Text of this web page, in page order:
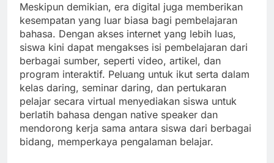
Meskipun demikian, era digital juga memberikan
kesempatan yang luar biasa bagi pembelajaran
bahasa. Dengan akses internet yang lebih luas,
siswa kini dapat mengakses isi pembelajaran dari
berbagai sumber, seperti video, artikel, dan
program interaktif. Peluang untuk ikut serta dalam
kelas daring, seminar daring, dan pertukaran
pelajar secara virtual menyediakan siswa untuk
berlatih bahasa dengan native speaker dan
mendorong kerja sama antara siswa dari berbagai
bidang, memperkaya pengalaman belajar.